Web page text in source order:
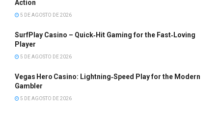
Action
5 DE AGOSTO DE 2026
SurfPlay Casino – Quick‑Hit Gaming for the Fast‑Loving
Player
5 DE AGOSTO DE 2026
Vegas Hero Casino: Lightning‑Speed Play for the Modern
Gambler
5 DE AGOSTO DE 2026